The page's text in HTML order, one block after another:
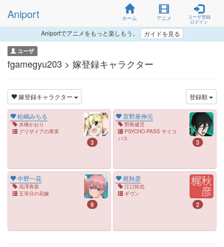
Aniport ホーム アニメ
ユーザ登録
ログイン
Aniportでアニメをもっと楽しもう。 ガイドを見る
ユーザ
fgamegyu203 > 嫁登録キャラクター
嫁登録キャラクター 登録順
松嶋みちる
水橋かおり
グリザイアの果実
3
宜野座伸元
野島健児
PSYCHO-PASS サイコ
パス
3
中野一花
花澤香菜
五等分の花嫁
9
梶秋彦
江口拓也
ギヴン
2